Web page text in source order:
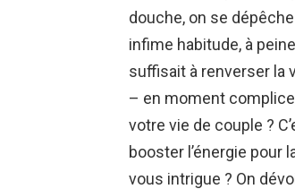
douche, on se
infime habitude, à
suffisait à renverser la
– en moment
votre vie de couple ?
booster l’énergie pour
vous intrigue ? On